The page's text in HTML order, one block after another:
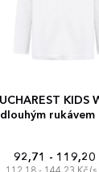
KIDS
dlouhým rukávem
92,71 - 119,20